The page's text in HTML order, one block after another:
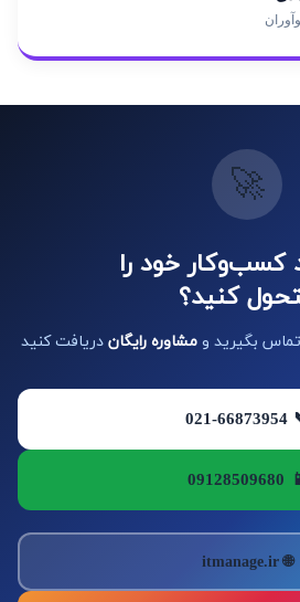
🚀
کسب‌وکار خود را
کنید؟
مشاوره رایگاندریافت کنید
📞
📱 09128509680
🌐 itmanage.ir